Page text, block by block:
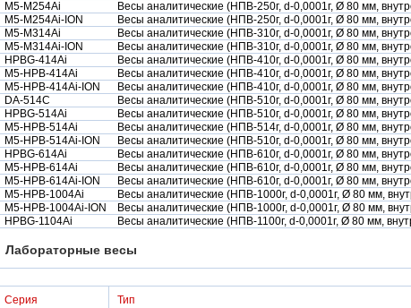
M5-M254Ai
Весы аналитические (НПВ-250г, d-0,0001г, Ø 80 мм,
M5-M254Ai-ION
Весы аналитические (НПВ-250г, d-0,0001г, Ø 80 мм,
M5-M314Ai
Весы аналитические (НПВ-310г, d-0,0001г, Ø 80 мм,
M5-M314Ai-ION
Весы аналитические (НПВ-310г, d-0,0001г, Ø 80 мм,
HPBG-414Ai
Весы аналитические (НПВ-410г, d-0,0001г, Ø 80 мм,
M5-HPB-414Ai
Весы аналитические (НПВ-410г, d-0,0001г, Ø 80 мм,
M5-HPB-414Ai-ION
Весы аналитические (НПВ-410г, d-0,0001г, Ø 80 мм,
DA-514C
Весы аналитические (НПВ-510г, d-0,0001г, Ø 80 мм,
HPBG-514Ai
Весы аналитические (НПВ-510г, d-0,0001г, Ø 80 мм,
M5-HPB-514Ai
Весы аналитические (НПВ-514г, d-0,0001г, Ø 80 мм,
M5-HPB-514Ai-ION
Весы аналитические (НПВ-510г, d-0,0001г, Ø 80 мм,
HPBG-614Ai
Весы аналитические (НПВ-610г, d-0,0001г, Ø 80 мм,
M5-HPB-614Ai
Весы аналитические (НПВ-610г, d-0,0001г, Ø 80 мм,
M5-HPB-614Ai-ION
Весы аналитические (НПВ-610г, d-0,0001г, Ø 80 мм,
M5-HPB-1004Ai
Весы аналитические (НПВ-1000г, d-0,0001г, Ø 80 мм,
M5-HPB-1004Ai-ION
Весы аналитические (НПВ-1000г, d-0,0001г, Ø 80 мм,
HPBG-1104Ai
Весы аналитические (НПВ-1100г, d-0,0001г, Ø 80 мм,
Лабораторные весы
Серия
Тип